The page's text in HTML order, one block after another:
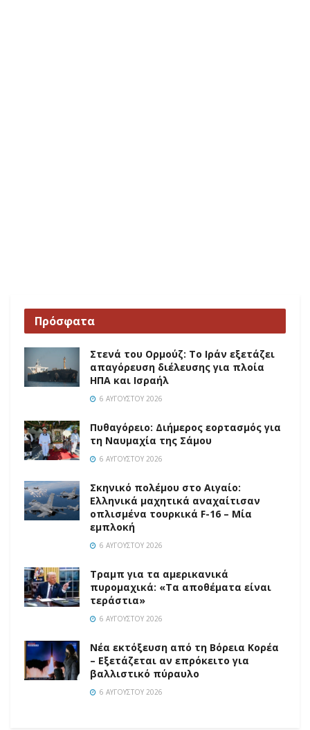
Πρόσφατα
Στενά του Ορμούζ: Το Ιράν εξετάζει
απαγόρευση διέλευσης για πλοία
ΗΠΑ και Ισραήλ
6 ΑΥΓΟΎΣΤΟΥ 2026
Πυθαγόρειο: Διήμερος εορτασμός για
τη Ναυμαχία της Σάμου
6 ΑΥΓΟΎΣΤΟΥ 2026
Σκηνικό πολέμου στο Αιγαίο:
Ελληνικά μαχητικά αναχαίτισαν
οπλισμένα τουρκικά F-16 – Μία
εμπλοκή
6 ΑΥΓΟΎΣΤΟΥ 2026
Τραμπ για τα αμερικανικά
πυρομαχικά: «Τα αποθέματα είναι
τεράστια»
6 ΑΥΓΟΎΣΤΟΥ 2026
Νέα εκτόξευση από τη Βόρεια Κορέα
– Εξετάζεται αν επρόκειτο για
βαλλιστικό πύραυλο
6 ΑΥΓΟΎΣΤΟΥ 2026